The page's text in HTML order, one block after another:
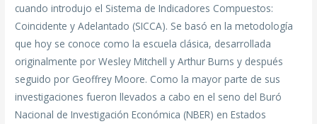
cuando introdujo el Sistema de Indicadores Compuestos:
Coincidente y Adelantado (SICCA). Se basó en la metodología
que hoy se conoce como la escuela clásica, desarrollada
originalmente por Wesley Mitchell y Arthur Burns y después
seguido por Geoffrey Moore. Como la mayor parte de sus
investigaciones fueron llevados a cabo en el seno del Buró
Nacional de Investigación Económica (NBER) en Estados